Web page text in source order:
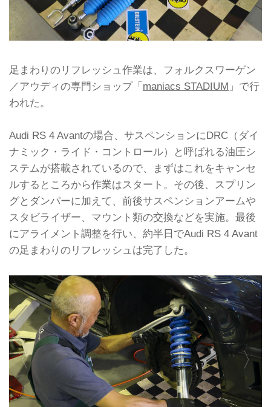
足まわりのリフレッシュ作業は、フォルクスワーゲン
／アウディの専門ショップ「maniacs STADIUM 」で行
われた。
Audi RS 4 Avantの場合、サスペンションにDRC（ダイ
ナミック・ライド・コントロール）と呼ばれる油圧シ
ステムが搭載されているので、まずはこれをキャンセ
ルするところから作業はスタート。その後、スプリン
グとダンパーに加えて、前後サスペンションアームや
スタビライザー、マウント類の交換などを実施。最後
にアライメント調整を行い、約半日でAudi RS 4 Avant
の足まわりのリフレッシュは完了した。